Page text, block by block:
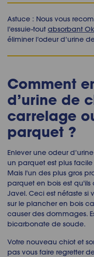
Astuce : Nous vous
l’essuie-tout absorbant
éliminer l’odeur d’urine
Comment
d’urine de
carrelage
parquet ?
Enlever une odeur
un parquet est plus
Mais l'un des plus gros
parquet en bois est
Javel. Ceci est néfaste si
sur le plancher en bois
causer des dommages.
bicarbonate de soude.
Votre nouveau chiot et
pas vous faire regretter